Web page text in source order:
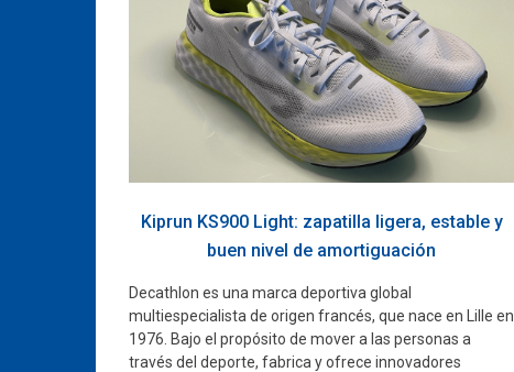
Kiprun KS900 Light: zapatilla ligera, estable y
buen nivel de amortiguación
Decathlon es una marca deportiva global
multiespecialista de origen francés, que nace en Lille en
1976. Bajo el propósito de mover a las personas a
través del deporte, fabrica y ofrece innovadores